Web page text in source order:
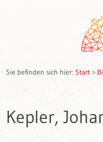
Sie befinden sich hier: Start >
Kepler,